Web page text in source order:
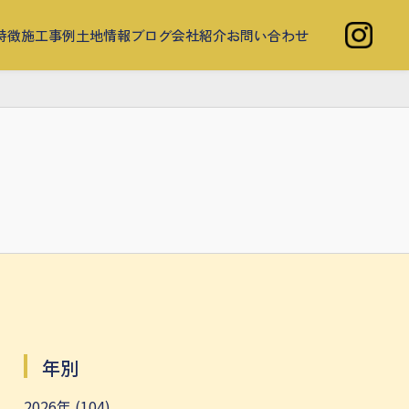
徴施工事例土地情報ブログ会社紹介お問い合わせ
年別